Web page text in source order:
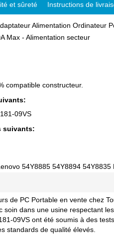
et sûreté Instructions de
Alimentation Ordinateur
Max - Alimentation secteur
compatible constructeur.
09VS
suivants:
54Y8885 54Y8894 54Y8835
de PC Portable en vente chez
soin dans une usine respectant
09VS ont été soumis à des
standards de qualité élevés.